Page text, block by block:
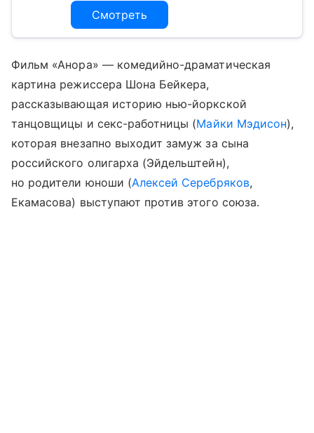
Смотреть
Фильм «Анора» — комедийно-драматическая
картина режиссера Шона Бейкера,
рассказывающая историю нью-йоркской
танцовщицы и секс-работницы (Майки Мэдисон),
которая внезапно выходит замуж за сына
российского олигарха (Эйдельштейн),
но родители юноши (Алексей Серебряков,
Екамасова) выступают против этого союза.